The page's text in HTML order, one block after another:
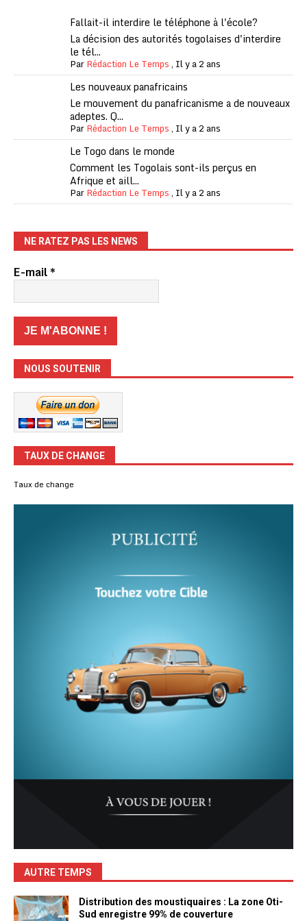
Fallait-il interdire le téléphone à l'école?
La décision des autorités togolaises d'interdire
le tél...
ParRédaction Le Temps, Il y a 2 ans
Les nouveaux panafricains
Le mouvement du panafricanisme a de nouveaux
adeptes. Q...
ParRédaction Le Temps, Il y a 2 ans
Le Togo dans le monde
Comment les Togolais sont-ils perçus en
Afrique et aill...
ParRédaction Le Temps, Il y a 2 ans
NE RATEZ PAS LES NEWS
E-mail*
NOUS SOUTENIR
TAUX DE CHANGE
Taux de change
AUTRE TEMPS
Distribution des moustiquaires : La zone Oti-
Sud enregistre 99% de couverture